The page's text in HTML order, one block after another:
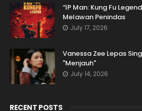
“IP Man: Kung Fu
Melawan Penindas
July 17, 2026
Vanessa Zee Lepas
"Menjauh"
July 14, 2026
RECENT POSTS